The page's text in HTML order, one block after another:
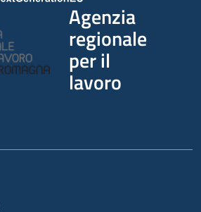
Agenzia
regionale
per il
lavoro